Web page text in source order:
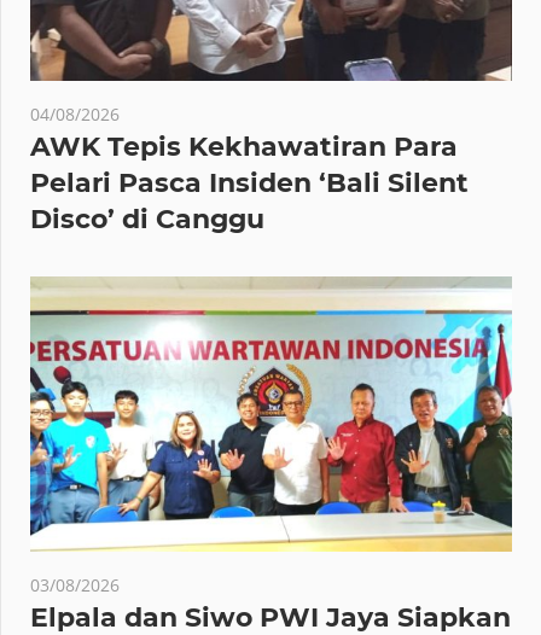
04/08/2026
AWK Tepis Kekhawatiran Para
Pelari Pasca Insiden ‘Bali Silent
Disco’ di Canggu
03/08/2026
Elpala dan Siwo PWI Jaya Siapkan